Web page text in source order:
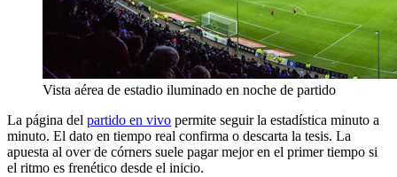
Vista aérea de estadio iluminado en noche de partido
La página del partido en vivo permite seguir la estadística minuto a
minuto. El dato en tiempo real confirma o descarta la tesis. La
apuesta al over de córners suele pagar mejor en el primer tiempo si
el ritmo es frenético desde el inicio.